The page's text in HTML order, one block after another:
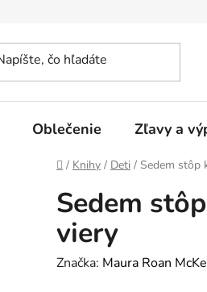
Oblečenie Zľavy a
Domov
/ Knihy / Deti / Sedem stôp
Sedem
viery
Značka: Maura Roan